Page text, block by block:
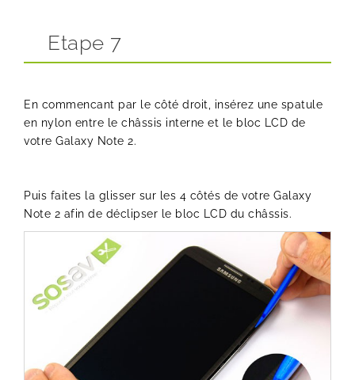
Etape 7
En commencant par le côté droit, insérez une spatule
en nylon entre le châssis interne et le bloc LCD de
votre Galaxy Note 2.
Puis faites la glisser sur les 4 côtés de votre Galaxy
Note 2 afin de déclipser le bloc LCD du châssis.